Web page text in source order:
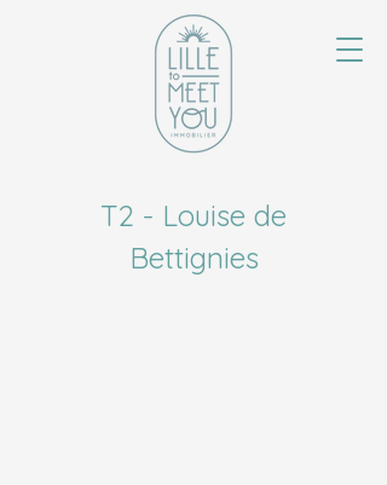
T2 - Louise de
Bettignies